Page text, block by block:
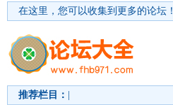
在这里，您可以收集到更多的论坛！
推荐栏目：